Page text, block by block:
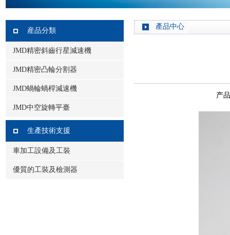
産品分類
JMD精密斜齒行星減速機
JMD精密凸輪分割器
JMD蝸輪蝸桿減速機
JMD中空旋轉平臺
生產技術支援
車加工設備及工裝
優質的工裝及檢測器
產品中心
产